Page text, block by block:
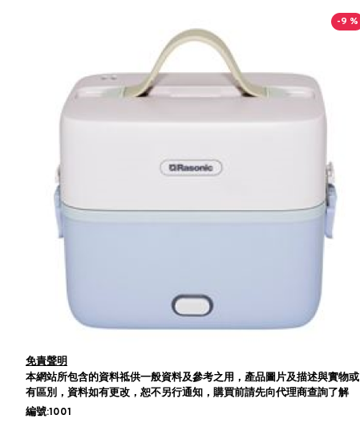
-9 %
免責聲明
本網站所包含的資料祗供一般資料及參考之用，產品圖片及描述與實物或
有區別，資料如有更改，恕不另行通知，購買前請先向代理商查詢了解
編號:1001